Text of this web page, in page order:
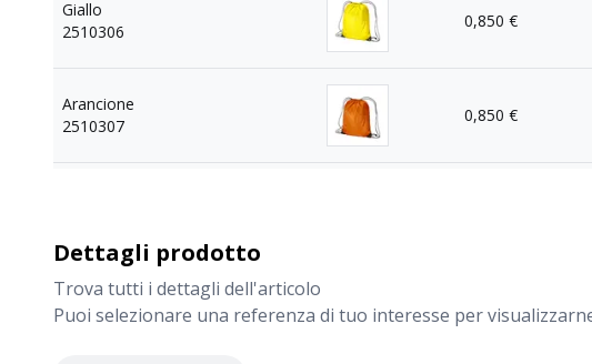
Giallo
2510306
0,850 €
Arancione
2510307
0,850 €
Rosa
2510312
0,850
Dettagli prodotto
Trova tutti i dettagli dell'articolo
Puoi selezionare una referenza di tuo interesse per